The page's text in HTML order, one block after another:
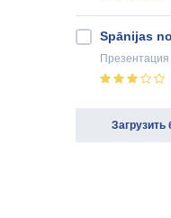
Spānijas
Презентация